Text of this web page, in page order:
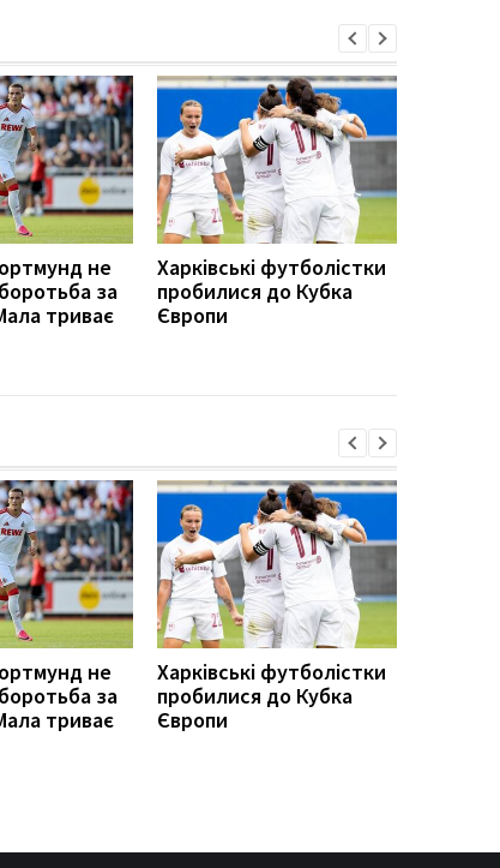
не
за
триває
Харківські футболістки
пробилися до Кубка
Європи
не
за
триває
Харківські футболістки
пробилися до Кубка
Європи